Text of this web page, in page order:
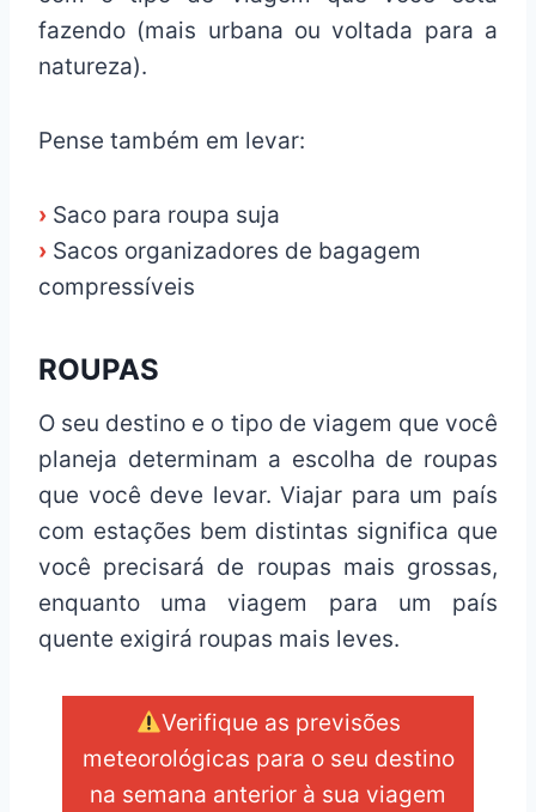
fazendo (mais urbana ou voltada para a
natureza).
Pense também em levar:
› Saco para roupa suja
› Sacos organizadores de bagagem
compressíveis
ROUPAS
O seu destino e o tipo de viagem que você
planeja determinam a escolha de roupas
que você deve levar. Viajar para um país
com estações bem distintas significa que
você precisará de roupas mais grossas,
enquanto uma viagem para um país
quente exigirá roupas mais leves.
Verifique as previsões
meteorológicas para o seu destino
na semana anterior à sua viagem